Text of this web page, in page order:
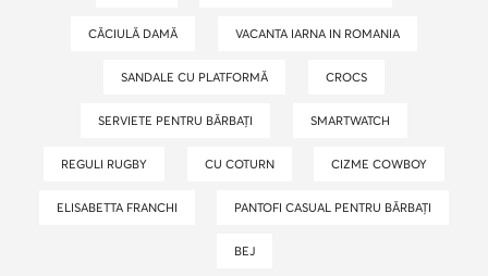
CĂCIULĂ DAMĂ VACANTA IARNA IN ROMANIA
SANDALE CU PLATFORMĂ CROCS
SERVIETE PENTRU BĂRBAȚI SMARTWATCH
REGULI RUGBY CU COTURN CIZME COWBOY
ELISABETTA FRANCHI PANTOFI CASUAL PENTRU BĂRBAȚI
BEJ